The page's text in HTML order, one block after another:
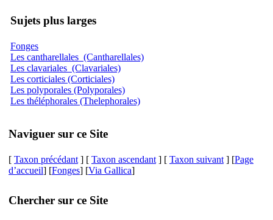
Sujets plus larges
Fonges
Les cantharellales (Cantharellales)
Les clavariales (Clavariales)
Les corticiales (Corticiales)
Les polyporales (Polyporales)
Les théléphorales (Thelephorales)
Naviguer sur ce Site
[ Taxon précédant ] [ Taxon ascendant ] [ Taxon suivant ] [Page
d’accueil] [Fonges] [Via Gallica]
Chercher sur ce Site